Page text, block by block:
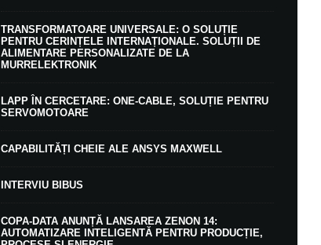
TRANSFORMATOARE UNIVERSALE: O SOLUȚIE
PENTRU CERINȚELE INTERNAȚIONALE. SOLUȚII DE
ALIMENTARE PERSONALIZATE DE LA
MURRELEKTRONIK
LAPP ÎN CERCETARE: ONE-CABLE, SOLUȚIE PENTRU
SERVOMOTOARE
CAPABILITĂȚI CHEIE ALE ANSYS MAXWELL
INTERVIU BIBUS
COPA-DATA ANUNȚĂ LANSAREA ZENON 14:
AUTOMATIZARE INTELIGENTĂ PENTRU PRODUCȚIE,